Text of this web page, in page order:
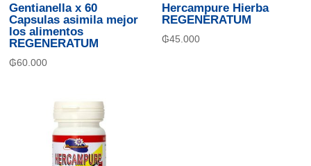
Gentianella x 60
Capsulas asimila mejor
los alimentos
REGENERATUM
₲60.000
Hercampure Hierba
REGENERATUM
₲45.000